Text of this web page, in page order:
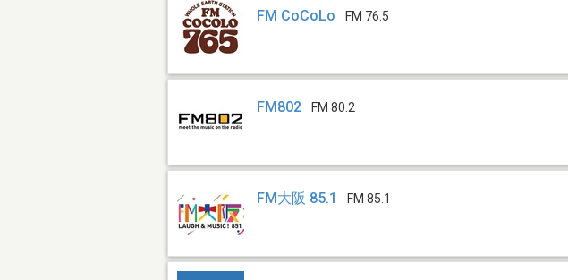
FM CoCoLo FM 76.5
FM802 FM 80.2
FM大阪 85.1 FM 85.1